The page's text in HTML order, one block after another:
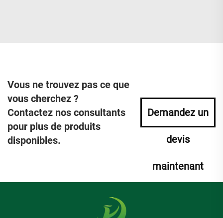
Vous ne trouvez pas ce que
vous cherchez ?
Contactez nos consultants
pour plus de produits
disponibles.
Demandez un
devis
maintenant